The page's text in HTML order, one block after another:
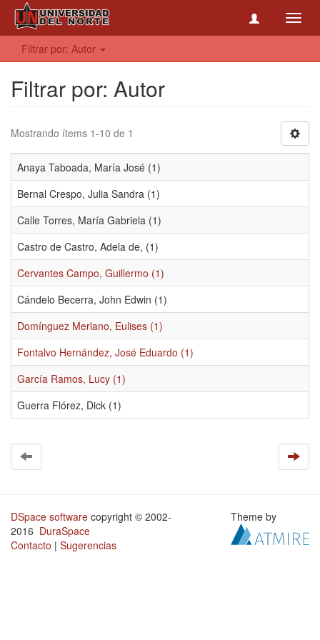
Filtrar por: Autor
Filtrar por: Autor
Mostrando ítems 1-10 de 1
Anaya Taboada, María José (1)
Bernal Crespo, Julia Sandra (1)
Calle Torres, María Gabriela (1)
Castro de Castro, Adela de, (1)
Cervantes Campo, Guillermo (1)
Cándelo Becerra, John Edwin (1)
Domínguez Merlano, Eulises (1)
Fontalvo Hernández, José Eduardo (1)
García Ramos, Lucy (1)
Guerra Flórez, Dick (1)
DSpace software copyright © 2002-
2016 DuraSpace
Contacto | Sugerencias
Theme by